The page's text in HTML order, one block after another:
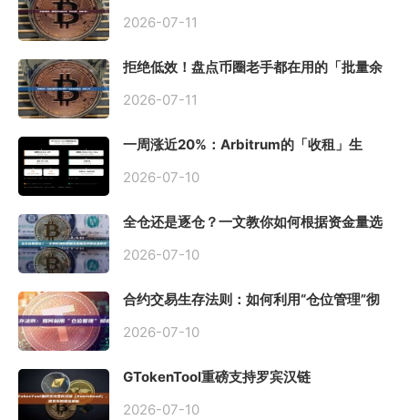
2026-07-11
拒绝低效！盘点币圈老手都在用的「批量余
2026-07-11
一周涨近20%：Arbitrum的「收租」生
2026-07-10
全仓还是逐仓？一文教你如何根据资金量选
2026-07-10
合约交易生存法则：如何利用“仓位管理”彻
2026-07-10
GTokenTool重磅支持罗宾汉链
2026-07-10